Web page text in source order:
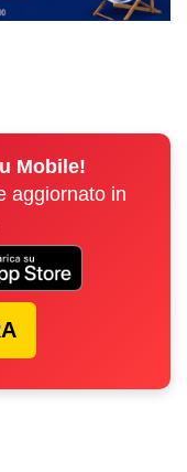
Mobile!
aggiornato in